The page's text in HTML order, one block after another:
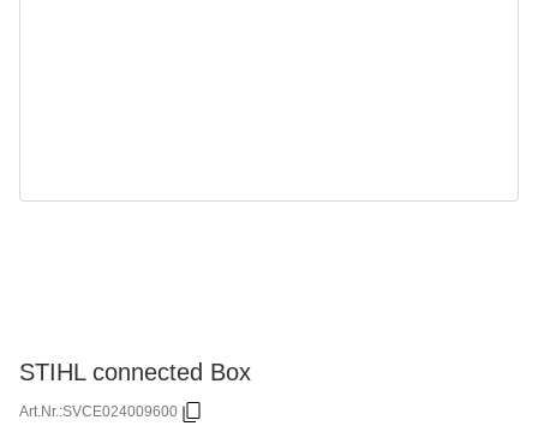
STIHL connected Box
Art.Nr.:SVCE024009600